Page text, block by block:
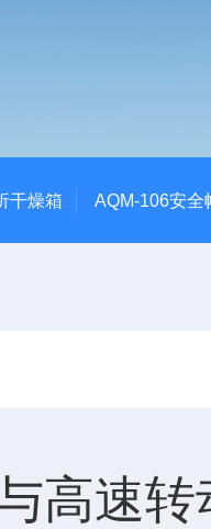
干燥箱 AQM-106安全
高速